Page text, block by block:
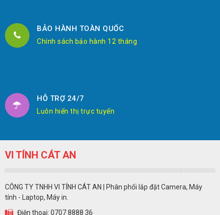
BẢO HÀNH TOÀN QUỐC
Chính sách bảo hành 12 tháng
HỖ TRỢ 24/7
Luôn hiển thị trực tuyến
VI TÍNH CÁT AN
CÔNG TY TNHH VI TÍNH CÁT AN | Phân phối lắp đặt Camera, Máy
tính - Laptop, Máy in.
Điện thoại: 0707 8888 36